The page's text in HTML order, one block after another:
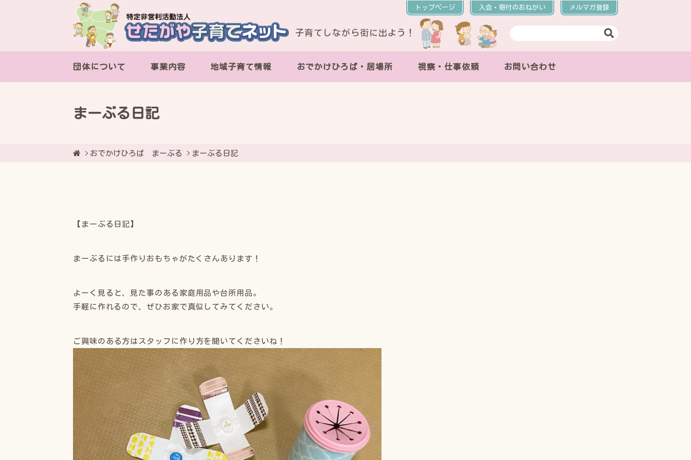
子育てしながら街に出よう！
トップページ 入会・寄付のおねがい メルマガ登録
団体について 事業内容 地域子育て情報 おでかけひろば・居場所 視察・仕事依頼 お問い合わせ
まーぶる日記
おでかけひろば まーぶる まーぶる日記
【まーぶる日記】
まーぶるには手作りおもちゃがたくさんあります！
よーく見ると、見た事のある家庭用品や台所用品。
手軽に作れるので、ぜひお家で真似してみてください。
ご興味のある方はスタッフに作り方を聞いてくださいね！